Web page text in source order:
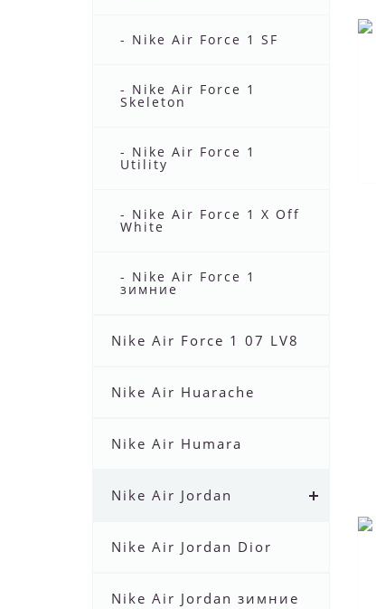
- Nike Air Force 1 SF
- Nike Air Force 1
Skeleton
- Nike Air Force 1
Utility
- Nike Air Force 1 X Off
White
- Nike Air Force 1
зимние
Nike Air Force 1 07 LV8
Nike Air Huarache
Nike Air Humara
Nike Air Jordan
Nike Air Jordan Dior
Nike Air Jordan зимние